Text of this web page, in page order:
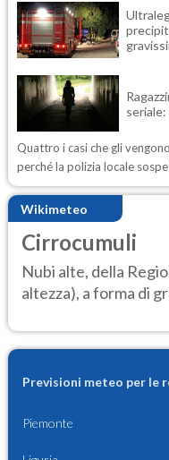
Quattro i casi che gli
perché la polizia locale
Wikimeteo
Cirrocumuli
Nubi alte, della
altezza), a forma di
Previsioni meteo per le
Piemonte